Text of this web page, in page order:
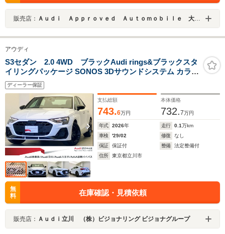
販売店： Ａｕｄｉ Ａｐｐｒｏｖｅｄ Ａｕｔｏｍｏｂｉｌｅ 大阪南
アウディ
S3セダン 2.0 4WD ブラックAudi rings&ブラックスタ
イリングパッケージ SONOS 3Dサウンドシステム カラー
ドブレーキキャリパーレッド アルミホイール 5Yツインス
ポーク ブラックメタリック 8.0J x 18 (Audi Sport) 225/40
ディーラー保証
支払総額
743.6万円
本体価格
732.7万円
年式 2026年 走行 0.1万km
車検
'29/02 修復
なし
保証
保証付 整備
法定整備付
住所
東京都立川市
無
料
在庫確認・見積依頼
販売店： Ａｕｄｉ立川 （株）ビジョナリング ビジョナグループ